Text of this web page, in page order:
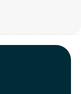
の大量生産・大
育環境といった課
ダーとの直接取引
し、命を大切にす
を支援する公益法
者が、動物福祉へ
付を断られる中、
こちら
という見た目の特
多くなっていま
が伴う場合が少な
担がかかりやす
まることがありま